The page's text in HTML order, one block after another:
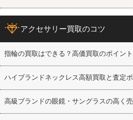
アクセサリー買取のコツ
指輪の買取はできる？高価買取のポイント
ハイブランドネックレス高額買取と査定ポ
高級ブランドの眼鏡・サングラスの高く